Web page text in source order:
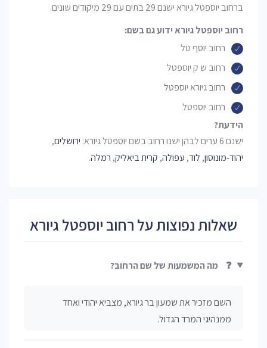
ברחוב יוספטל גיורא ישנם 29 בתים עם 29 מיקודים שונים.
רחוב יוספטל גיורא ידוע גם בשם:
רחוב יוסף טל
רחוב ש ק יוספטל
רחוב גיורא יוספטל
רחוב יוספטל
הידעת?
ישנם 6 ערים לבהן ישנו רחוב בשם יוספטל גיורא:
ירושלים,
יהוד-מונוסון, לוד, עפולה, קרית ביאליק, רמלה.
שאלות נפוצות על רחוב יוספטל גיורא
❓ מה המשמעות של שם הרחוב?
השם מזכיר את שמעון בר גיורא, מצביא יהודי ואחד
ממנהיגי המרד הגדול.